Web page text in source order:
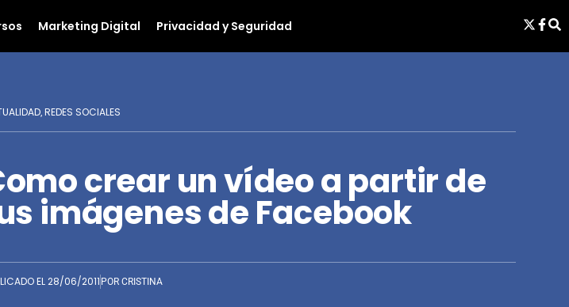
Marketing Digital Privacidad y Seguridad
, REDES SOCIALES
crear un vídeo a partir de
imágenes de Facebook
EL28/06/2011 POR CRISTINA